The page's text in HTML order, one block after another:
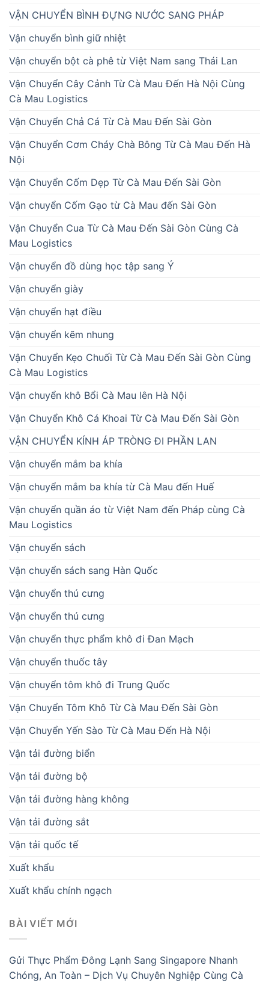
VẬN CHUYỂN BÌNH ĐỰNG NƯỚC SANG PHÁP
Vận chuyển bình giữ nhiệt
Vận chuyển bột cà phê từ Việt Nam sang Thái Lan
Vận Chuyển Cây Cảnh Từ Cà Mau Đến Hà Nội Cùng
Cà Mau Logistics
Vận Chuyển Chả Cá Từ Cà Mau Đến Sài Gòn
Vận Chuyển Cơm Cháy Chà Bông Từ Cà Mau Đến Hà
Nội
Vận Chuyển Cốm Dẹp Từ Cà Mau Đến Sài Gòn
Vận chuyển Cốm Gạo từ Cà Mau đến Sài Gòn
Vận Chuyển Cua Từ Cà Mau Đến Sài Gòn Cùng Cà
Mau Logistics
Vận chuyển đồ dùng học tập sang Ý
Vận chuyển giày
Vận chuyển hạt điều
Vận chuyển kẽm nhung
Vận Chuyển Kẹo Chuối Từ Cà Mau Đến Sài Gòn Cùng
Cà Mau Logistics
Vận chuyển khô Bổi Cà Mau lên Hà Nội
Vận Chuyển Khô Cá Khoai Từ Cà Mau Đến Sài Gòn
VẬN CHUYỂN KÍNH ÁP TRÒNG ĐI PHẦN LAN
Vận chuyển mắm ba khía
Vận chuyển mắm ba khía từ Cà Mau đến Huế
Vận chuyển quần áo từ Việt Nam đến Pháp cùng Cà
Mau Logistics
Vận chuyển sách
Vận chuyển sách sang Hàn Quốc
Vận chuyển thú cưng
Vận chuyển thú cưng
Vận chuyển thực phẩm khô đi Đan Mạch
Vận chuyển thuốc tây
Vận chuyển tôm khô đi Trung Quốc
Vận Chuyển Tôm Khô Từ Cà Mau Đến Sài Gòn
Vận Chuyển Yến Sào Từ Cà Mau Đến Hà Nội
Vận tải đường biển
Vận tải đường bộ
Vận tải đường hàng không
Vận tải đường sắt
Vận tải quốc tế
Xuất khẩu
Xuất khẩu chính ngạch
BÀI VIẾT MỚI
Gửi Thực Phẩm Đông Lạnh Sang Singapore Nhanh
Chóng, An Toàn – Dịch Vụ Chuyên Nghiệp Cùng Cà